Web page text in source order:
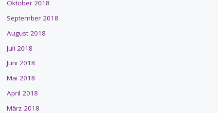
Oktober 2018
September 2018
August 2018
Juli 2018
Juni 2018
Mai 2018
April 2018
März 2018